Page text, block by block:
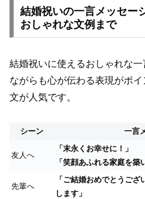
結婚祝いの一言メッセー
おしゃれな文例まで
結婚祝いに使えるおしゃれな
ながらも心が伝わる表現がポ
文が人気です。
シーン 一言
友人へ
「末永くお幸せに！」
「笑顔あふれる家庭を築
先輩へ
「ご結婚おめでとうご
します」